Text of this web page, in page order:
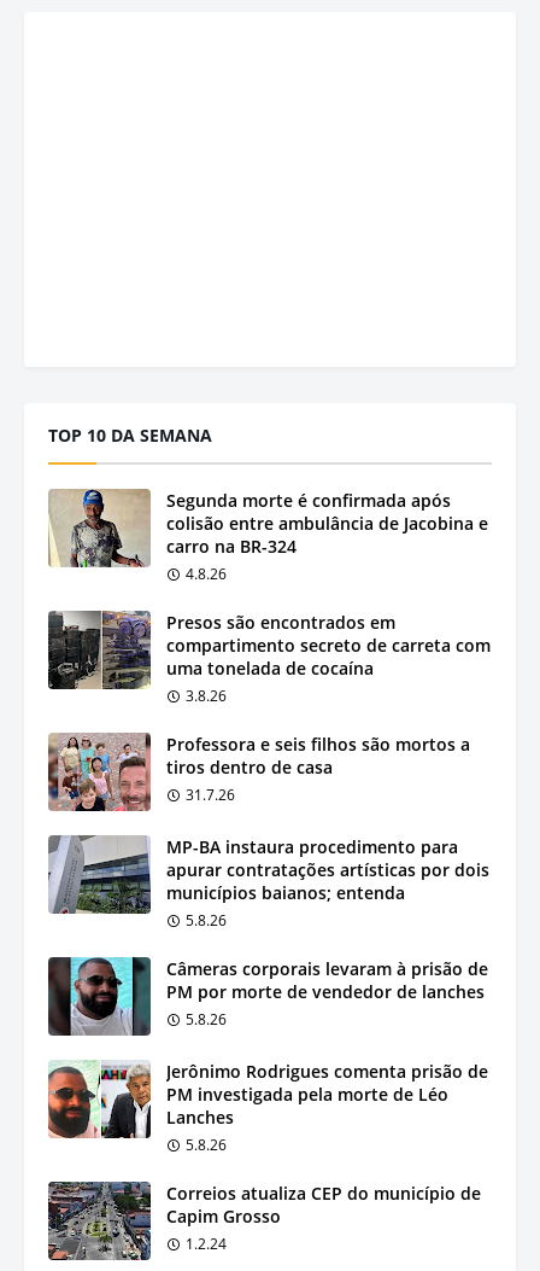
TOP 10 DA SEMANA
Segunda morte é confirmada após
colisão entre ambulância de Jacobina e
carro na BR-324
4.8.26
Presos são encontrados em
compartimento secreto de carreta com
uma tonelada de cocaína
3.8.26
Professora e seis filhos são mortos a
tiros dentro de casa
31.7.26
MP-BA instaura procedimento para
apurar contratações artísticas por dois
municípios baianos; entenda
5.8.26
Câmeras corporais levaram à prisão de
PM por morte de vendedor de lanches
5.8.26
Jerônimo Rodrigues comenta prisão de
PM investigada pela morte de Léo
Lanches
5.8.26
Correios atualiza CEP do município de
Capim Grosso
1.2.24